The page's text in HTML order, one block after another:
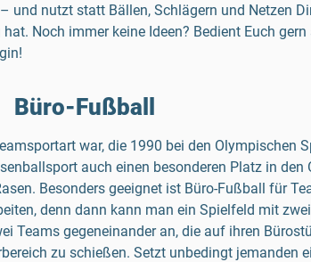
und nutzt statt Bällen, Schlägern und Netzen
Noch immer keine Ideen? Bedient Euch gern
Büro-Fußball
war, die 1990 bei den Olympischen
auch einen besonderen Platz in den
Besonders geeignet ist Büro-Fußball für
denn dann kann man ein Spielfeld mit
Teams gegeneinander an, die auf ihren
zu schießen. Setzt unbedingt jemanden